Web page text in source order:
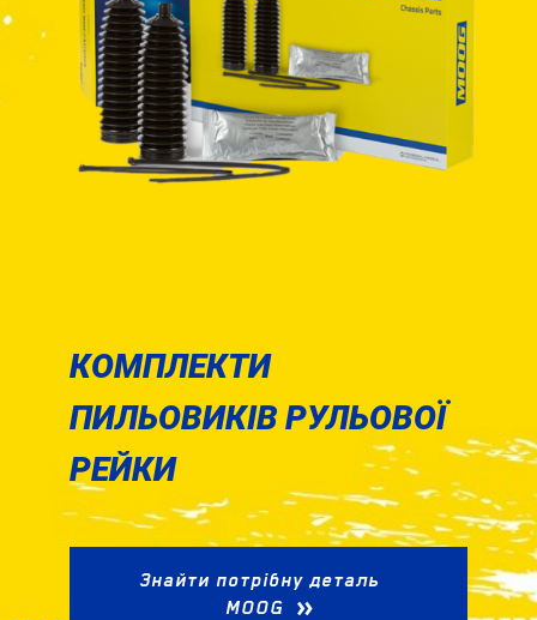
КОМПЛЕКТИ
ПИЛЬОВИКІВ РУЛЬОВОЇ
РЕЙКИ
Знайти потрібну деталь
MOOG